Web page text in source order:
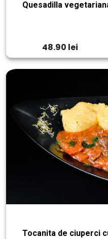
Quesadilla
48.90 lei
Tocanita de ciuperci